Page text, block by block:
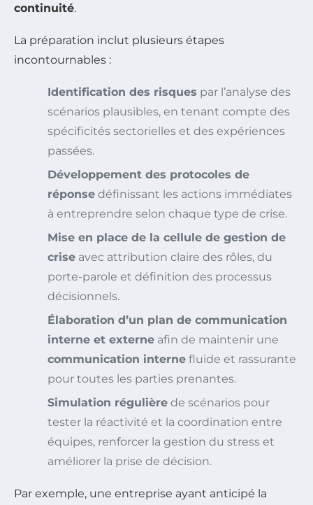
continuité.
La préparation inclut plusieurs étapes
incontournables :
Identification des risques par l’analyse des
scénarios plausibles, en tenant compte des
spécificités sectorielles et des expériences
passées.
Développement des protocoles de
réponse définissant les actions immédiates
à entreprendre selon chaque type de crise.
Mise en place de la cellule de gestion de
crise avec attribution claire des rôles, du
porte-parole et définition des processus
décisionnels.
Élaboration d’un plan de communication
interne et externe afin de maintenir une
communication interne fluide et rassurante
pour toutes les parties prenantes.
Simulation régulière de scénarios pour
tester la réactivité et la coordination entre
équipes, renforcer la gestion du stress et
améliorer la prise de décision.
Par exemple, une entreprise ayant anticipé la